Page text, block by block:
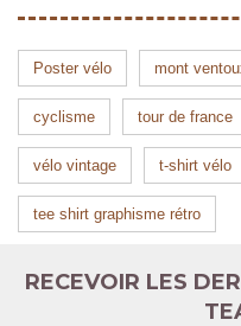
Poster vélo mont
cyclisme tour de france
vélo vintage t-shirt vélo
tee shirt graphisme rétro
RECEVOIR LES